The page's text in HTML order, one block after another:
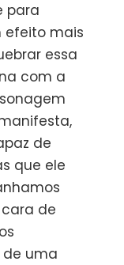
para
efeito mais
essa
com a
de
que ele
de
uma